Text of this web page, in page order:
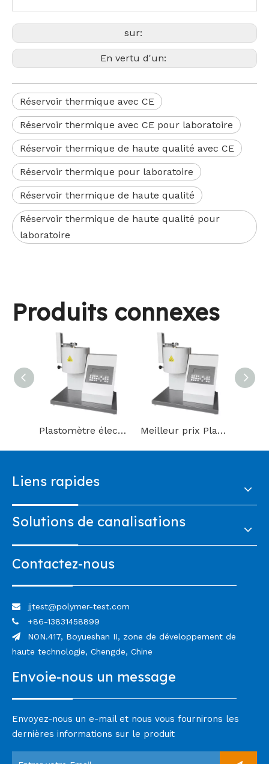
sur:
En vertu d'un:
Réservoir thermique avec CE
Réservoir thermique avec CE pour laboratoire
Réservoir thermique de haute qualité avec CE
Réservoir thermique pour laboratoire
Réservoir thermique de haute qualité
Réservoir thermique de haute qualité pour
laboratoire
Produits connexes
Plastomètre électronique d'extrusion pour laboratoire avec CE Meilleur prix Plastomètre d'extrusion pour plastiques avec norme ISO
Liens rapides
Solutions de canalisations
Contactez-nous
 jjtest@polymer-test.com
 +86-13831458899
 NON.417, Boyueshan II, zone de développement de
haute technologie, Chengde, Chine
Envoie-nous un message
Envoyez-nous un e-mail et nous vous fournirons les
dernières informations sur le produit